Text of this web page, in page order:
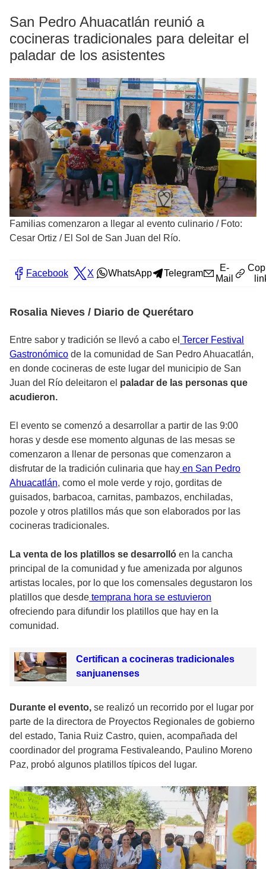
San Pedro Ahuacatlán reunió a
cocineras tradicionales para deleitar el
paladar de los asistentes
Familias comenzaron a llegar al evento culinario / Foto:
Cesar Ortiz / El Sol de San Juan del Río.
Facebook X WhatsApp Telegram
E-
Mail
Rosalia Nieves / Diario de Querétaro
Entre sabor y tradición se llevó a cabo el Tercer Festival
Gastronómico de la comunidad de San Pedro Ahuacatlán,
en donde cocineras de este lugar del municipio de San
Juan del Río deleitaron el paladar de las personas que
acudieron.
El evento se comenzó a desarrollar a partir de las 9:00
horas y desde ese momento algunas de las mesas se
comenzaron a llenar de personas que comenzaron a
disfrutar de la tradición culinaria que hay en San Pedro
Ahuacatlán, como el mole verde y rojo, gorditas de
guisados, barbacoa, carnitas, pambazos, enchiladas,
pozole y otros platillos más que son elaborados por las
cocineras tradicionales.
La venta de los platillos se desarrolló en la cancha
principal de la comunidad y fue amenizada por algunos
artistas locales, por lo que los comensales degustaron los
platillos que desde temprana hora se estuvieron
ofreciendo para difundir los platillos que hay en la
comunidad.
Certifican a cocineras tradicionales
sanjuanenses
Durante el evento, se realizó un recorrido por el lugar por
parte de la directora de Proyectos Regionales de gobierno
del estado, Tania Ruiz Castro, quien, acompañada del
coordinador del programa Festivaleando, Paulino Moreno
Paz, probó algunos platillos típicos del lugar.